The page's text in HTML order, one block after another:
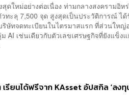
ดใหม่อย่างต่อเนื่อง ท่ามกลางสงครามอิห
ทะลุ 7,500 จุด สูงสุดเป็นประวัติการณ์ ไ
ษัทจดทะเบียนในไตรมาสแรก ที่ส่วนใหญ่
AI เช่นเดียวกับตัวเลขเศรษฐกิจที่ยังแข็ง
รียนได้ฟรีจาก KAsset อัปสกิล ‘ลงทุ